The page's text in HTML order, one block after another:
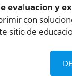
evaluacion y
con
sitio de